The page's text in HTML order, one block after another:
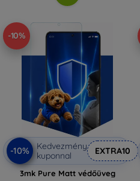
-10%
-10%
Kedvezmény
kuponnal
EXTRA10
3mk Pure Matt védőüveg